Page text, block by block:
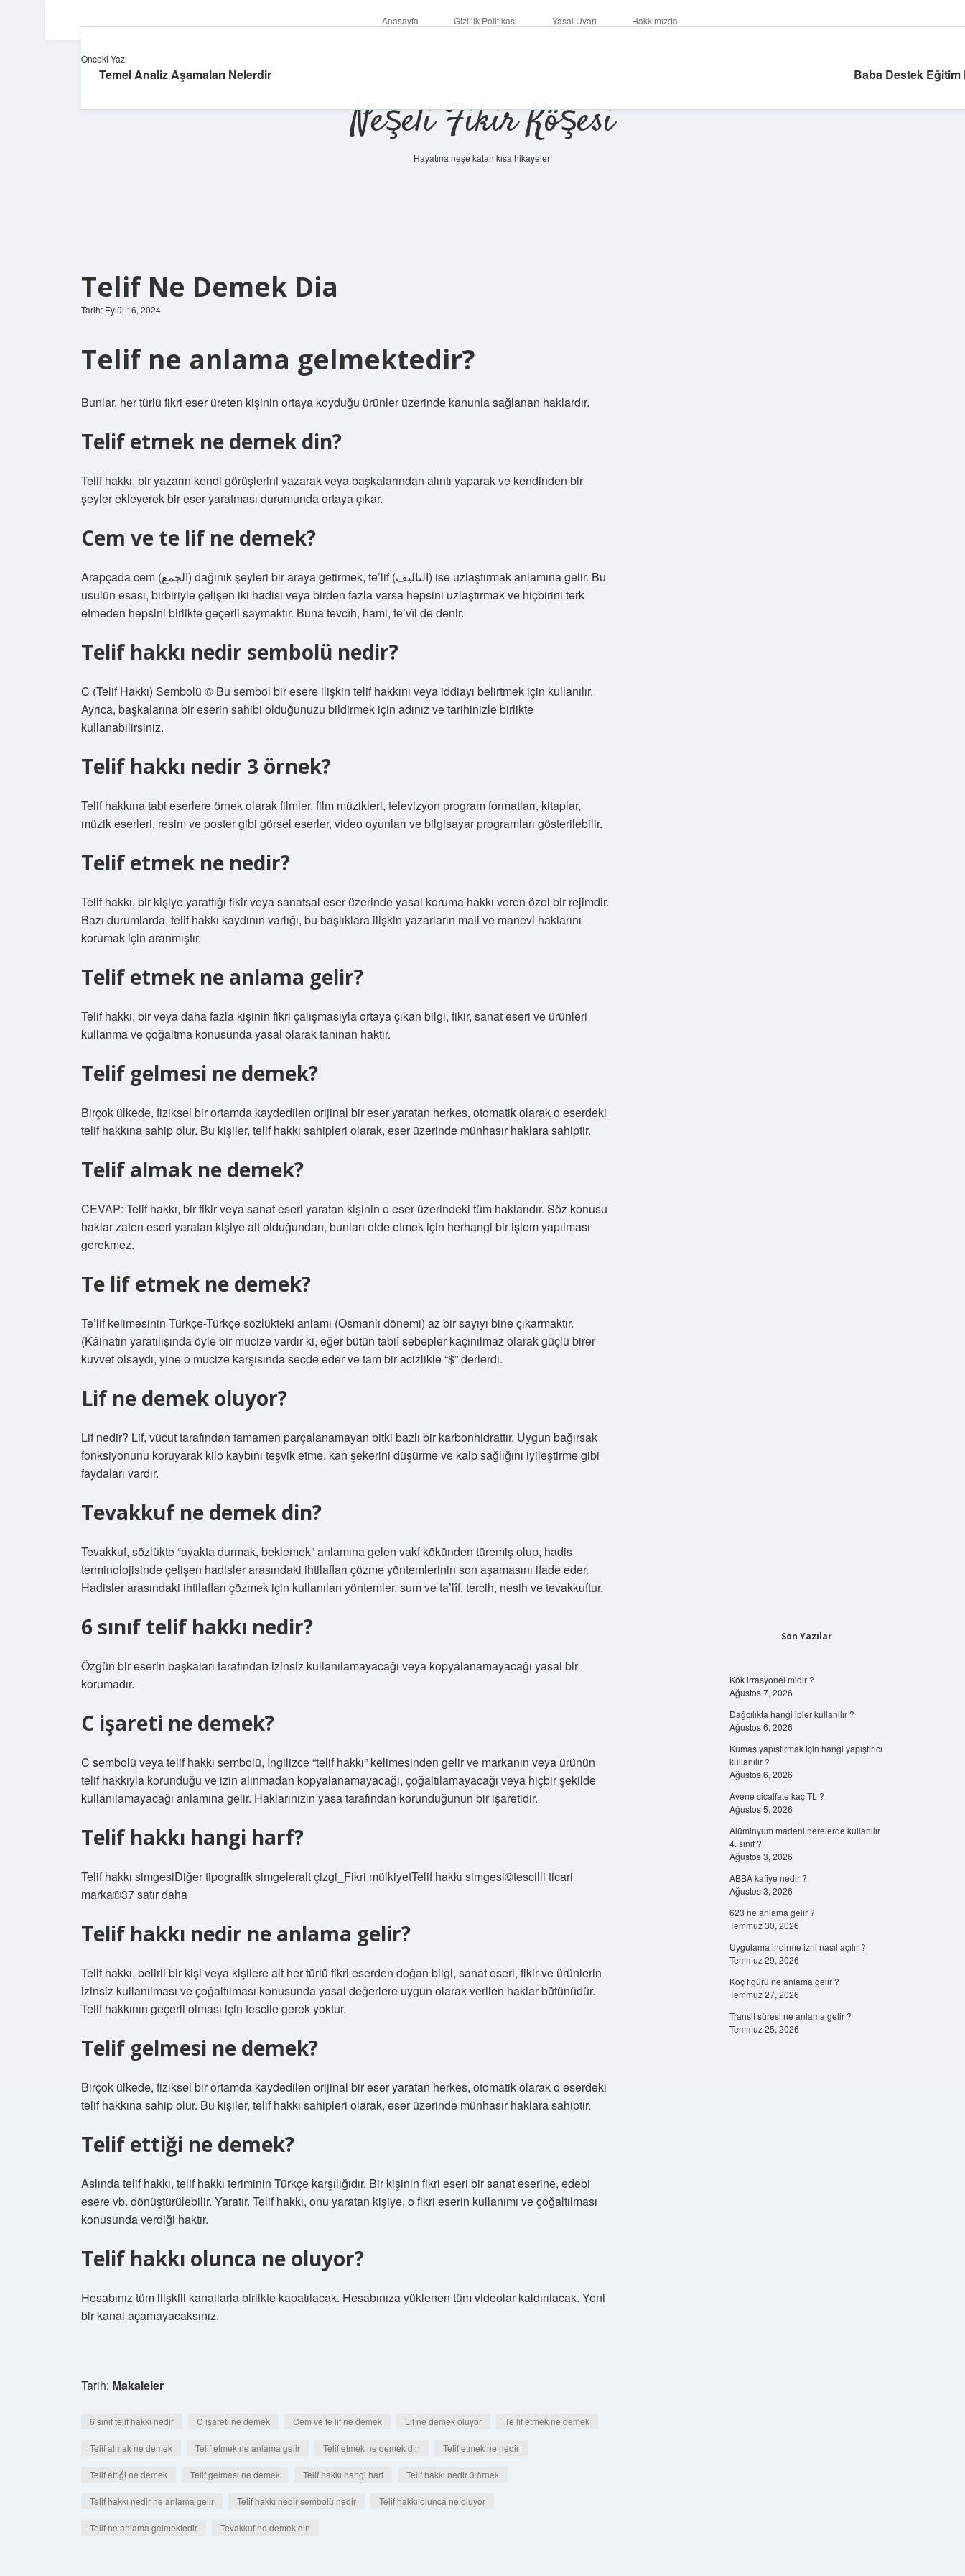
Anasayfa Gizlilik Politikası Yasal Uyarı Hakkımızda
Neşeli Fikir Köşesi
Hayatına neşe katan kısa hikayeler!
Telif Ne Demek Dia
Tarih: Eylül 16, 2024
Telif ne anlama gelmektedir?
Bunlar, her türlü fikri eser üreten kişinin ortaya koyduğu ürünler üzerinde kanunla sağlanan haklardır.
Telif etmek ne demek din?
Telif hakkı, bir yazarın kendi görüşlerini yazarak veya başkalarından alıntı yaparak ve kendinden bir
şeyler ekleyerek bir eser yaratması durumunda ortaya çıkar.
Cem ve te lif ne demek?
Arapçada cem (الجمع) dağınık şeyleri bir araya getirmek, te’lif (التاليف) ise uzlaştırmak anlamına gelir. Bu
usulün esası, birbiriyle çelişen iki hadisi veya birden fazla varsa hepsini uzlaştırmak ve hiçbirini terk
etmeden hepsini birlikte geçerli saymaktır. Buna tevcîh, haml, te’vîl de denir.
Telif hakkı nedir sembolü nedir?
C (Telif Hakkı) Sembolü © Bu sembol bir esere ilişkin telif hakkını veya iddiayı belirtmek için kullanılır.
Ayrıca, başkalarına bir eserin sahibi olduğunuzu bildirmek için adınız ve tarihinizle birlikte
kullanabilirsiniz.
Telif hakkı nedir 3 örnek?
Telif hakkına tabi eserlere örnek olarak filmler, film müzikleri, televizyon program formatları, kitaplar,
müzik eserleri, resim ve poster gibi görsel eserler, video oyunları ve bilgisayar programları gösterilebilir.
Telif etmek ne nedir?
Telif hakkı, bir kişiye yarattığı fikir veya sanatsal eser üzerinde yasal koruma hakkı veren özel bir rejimdir.
Bazı durumlarda, telif hakkı kaydının varlığı, bu başlıklara ilişkin yazarların mali ve manevi haklarını
korumak için aranmıştır.
Telif etmek ne anlama gelir?
Telif hakkı, bir veya daha fazla kişinin fikri çalışmasıyla ortaya çıkan bilgi, fikir, sanat eseri ve ürünleri
kullanma ve çoğaltma konusunda yasal olarak tanınan haktır.
Telif gelmesi ne demek?
Birçok ülkede, fiziksel bir ortamda kaydedilen orijinal bir eser yaratan herkes, otomatik olarak o eserdeki
telif hakkına sahip olur. Bu kişiler, telif hakkı sahipleri olarak, eser üzerinde münhasır haklara sahiptir.
Telif almak ne demek?
CEVAP: Telif hakkı, bir fikir veya sanat eseri yaratan kişinin o eser üzerindeki tüm haklarıdır. Söz konusu
haklar zaten eseri yaratan kişiye ait olduğundan, bunları elde etmek için herhangi bir işlem yapılması
gerekmez.
Te lif etmek ne demek?
Te’lif kelimesinin Türkçe-Türkçe sözlükteki anlamı (Osmanlı dönemi) az bir sayıyı bine çıkarmaktır.
(Kâinatın yaratılışında öyle bir mucize vardır ki, eğer bütün tabiî sebepler kaçınılmaz olarak güçlü birer
kuvvet olsaydı, yine o mucize karşısında secde eder ve tam bir acizlikle “$” derlerdi.
Lif ne demek oluyor?
Lif nedir? Lif, vücut tarafından tamamen parçalanamayan bitki bazlı bir karbonhidrattır. Uygun bağırsak
fonksiyonunu koruyarak kilo kaybını teşvik etme, kan şekerini düşürme ve kalp sağlığını iyileştirme gibi
faydaları vardır.
Tevakkuf ne demek din?
Tevakkuf, sözlükte “ayakta durmak, beklemek” anlamına gelen vakf kökünden türemiş olup, hadis
terminolojisinde çelişen hadisler arasındaki ihtilafları çözme yöntemlerinin son aşamasını ifade eder.
Hadisler arasındaki ihtilafları çözmek için kullanılan yöntemler, sum ve ta’lîf, tercih, nesih ve tevakkuftur.
6 sınıf telif hakkı nedir?
Özgün bir eserin başkaları tarafından izinsiz kullanılamayacağı veya kopyalanamayacağı yasal bir
korumadır.
C işareti ne demek?
C sembolü veya telif hakkı sembolü, İngilizce “telif hakkı” kelimesinden gelir ve markanın veya ürünün
telif hakkıyla korunduğu ve izin alınmadan kopyalanamayacağı, çoğaltılamayacağı veya hiçbir şekilde
kullanılamayacağı anlamına gelir. Haklarınızın yasa tarafından korunduğunun bir işaretidir.
Telif hakkı hangi harf?
Telif hakkı simgesiDiğer tipografik simgeleralt çizgi_Fikri mülkiyetTelif hakkı simgesi©tescilli ticari
marka®37 satır daha
Telif hakkı nedir ne anlama gelir?
Telif hakkı, belirli bir kişi veya kişilere ait her türlü fikri eserden doğan bilgi, sanat eseri, fikir ve ürünlerin
izinsiz kullanılması ve çoğaltılması konusunda yasal değerlere uygun olarak verilen haklar bütünüdür.
Telif hakkının geçerli olması için tescile gerek yoktur.
Telif gelmesi ne demek?
Birçok ülkede, fiziksel bir ortamda kaydedilen orijinal bir eser yaratan herkes, otomatik olarak o eserdeki
telif hakkına sahip olur. Bu kişiler, telif hakkı sahipleri olarak, eser üzerinde münhasır haklara sahiptir.
Telif ettiği ne demek?
Aslında telif hakkı, telif hakkı teriminin Türkçe karşılığıdır. Bir kişinin fikri eseri bir sanat eserine, edebi
esere vb. dönüştürülebilir. Yaratır. Telif hakkı, onu yaratan kişiye, o fikri eserin kullanımı ve çoğaltılması
konusunda verdiği haktır.
Telif hakkı olunca ne oluyor?
Hesabınız tüm ilişkili kanallarla birlikte kapatılacak. Hesabınıza yüklenen tüm videolar kaldırılacak. Yeni
bir kanal açamayacaksınız.
Tarih: Makaleler
6 sınıf telif hakkı nedir C işareti ne demek Cem ve te lif ne demek Lif ne demek oluyor Te lif etmek ne demek
Telif almak ne demek Telif etmek ne anlama gelir Telif etmek ne demek din Telif etmek ne nedir
Telif ettiği ne demek Telif gelmesi ne demek Telif hakkı hangi harf Telif hakkı nedir 3 örnek
Telif hakkı nedir ne anlama gelir Telif hakkı nedir sembolü nedir Telif hakkı olunca ne oluyor
Telif ne anlama gelmektedir Tevakkuf ne demek din
Önceki Yazı
Temel Analiz Aşamaları Nelerdir Baba Destek Eğitim
Son Yazılar
Kök irrasyonel midir ?
Ağustos 7, 2026
Dağcılıkta hangi ipler kullanılır ?
Ağustos 6, 2026
Kumaş yapıştırmak için hangi yapıştırıcı
kullanılır ?
Ağustos 6, 2026
Avene cicalfate kaç TL ?
Ağustos 5, 2026
Alüminyum madeni nerelerde kullanılır
4. sınıf ?
Ağustos 3, 2026
ABBA kafiye nedir ?
Ağustos 3, 2026
623 ne anlama gelir ?
Temmuz 30, 2026
Uygulama indirme izni nasıl açılır ?
Temmuz 29, 2026
Koç figürü ne anlama gelir ?
Temmuz 27, 2026
Transit süresi ne anlama gelir ?
Temmuz 25, 2026